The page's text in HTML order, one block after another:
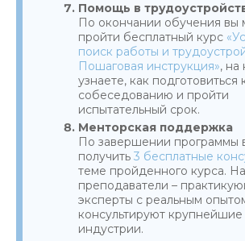
Помощь в
По окончании обучения вы
пройти бесплатный курс
поиск работы и
Пошаговая инструкция», на
узнаете, как подготовиться
собеседованию и пройти
испытательный срок.
Менторская поддержка
По завершении программы
получить 3 бесплатные
теме пройденного курса.
преподаватели –
эксперты с реальным
консультируют
индустрии.